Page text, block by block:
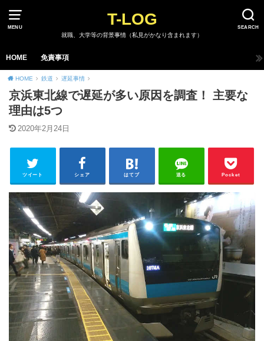
MENU SEARCH
T-LOG
就職、大学等の背景事情（私見がかなり含まれます）
HOME 免責事項
HOME 鉄道 遅延事情
京浜東北線で遅延が多い原因を調査！ 主要な
理由は5つ
2020年2月24日
ツイート シェア はてブ 送る Pocket